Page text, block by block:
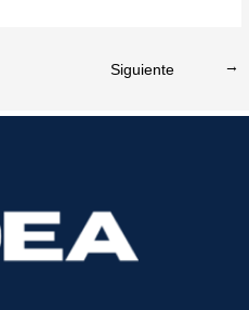
Entrada siguiente →